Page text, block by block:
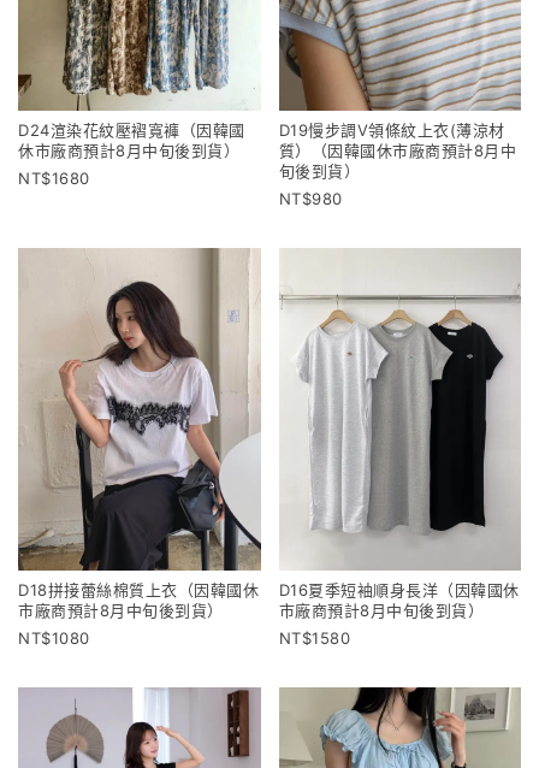
D24渲染花紋壓褶寬褲（因韓國
休市廠商預計8月中旬後到貨）
1680
D19慢步調V領條紋上衣(薄涼材
質）（因韓國休市廠商預計8月中
旬後到貨）
980
D18拼接蕾絲棉質上衣（因韓國休
市廠商預計8月中旬後到貨）
1080
D16夏季短袖順身長洋（因韓國休
市廠商預計8月中旬後到貨）
1580